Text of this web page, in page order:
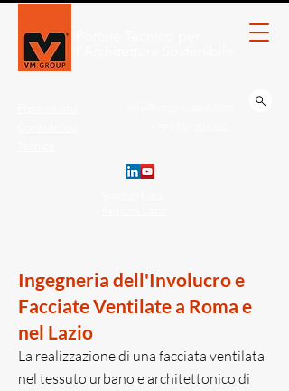
Ingegneria dell'Involucro e
Facciate Ventilate a Roma e
nel Lazio
La realizzazione di una facciata ventilata
nel tessuto urbano e architettonico di